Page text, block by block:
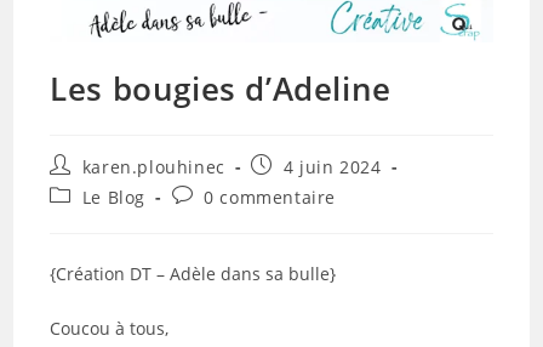
Les bougies d’Adeline
Auteur/autrice
de
la
karen.plouhinec
Publication
publiée :
4 juin 2024
PostLe Blog
Commentaires
publication :
0 commentaire
{Création DT – Adèle dans sa bulle}
Coucou à tous,